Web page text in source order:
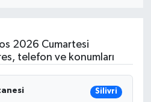
2026 Cumartesi
telefon ve konumları
Silivri